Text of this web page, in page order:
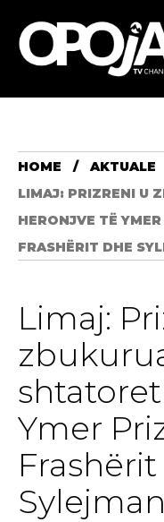
HOME AKTUALE
LIMAJ: PRIZRENI U
HERONJVE TË
FRASHËRIT DHE
Limaj:
Ymer